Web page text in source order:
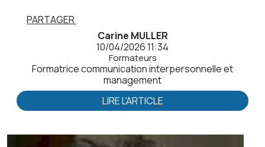
PARTAGER
Carine MULLER
10/04/2026 11:34
Formateurs
Formatrice communication interpersonnelle et
management
LIRE L'ARTICLE